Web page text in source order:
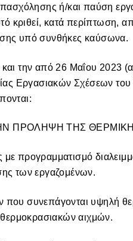
ή/και παύση
κριθεί, κατά περίπτωση,
υπό συνθήκες καύσωνα.
την από 26 Μαΐου 2023
Εργασιακών Σχέσεων
ΠΡΟΛΗΨΗ ΤΗΣ
προγραμματισμό
των εργαζομένων.
που συνεπάγονται υψηλή
αιχμών.